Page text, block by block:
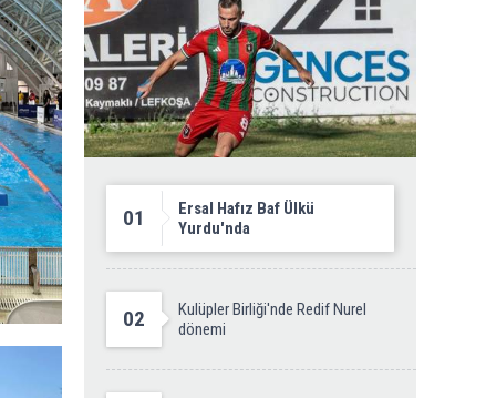
01
Ersal Hafız Baf Ülkü
Yurdu'nda
02
Kulüpler Birliği'nde Redif Nurel
dönemi